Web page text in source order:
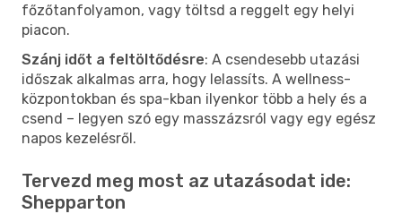
főzőtanfolyamon, vagy töltsd a reggelt egy helyi
piacon.
Szánj időt a feltöltődésre: A csendesebb utazási
időszak alkalmas arra, hogy lelassíts. A wellness-
központokban és spa-kban ilyenkor több a hely és a
csend – legyen szó egy masszázsról vagy egy egész
napos kezelésről.
Tervezd meg most az utazásodat ide:
Shepparton